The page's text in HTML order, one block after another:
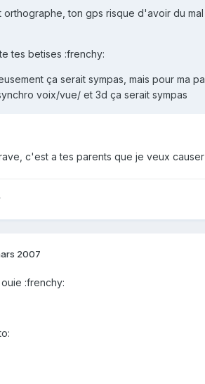
orthographe, ton gps risque d'avoir du mal
tes betises :frenchy:
ça serait sympas, mais pour ma
voix/vue/ et 3d ça serait sympas
c'est a tes parents que je veux causer
2007
:frenchy: